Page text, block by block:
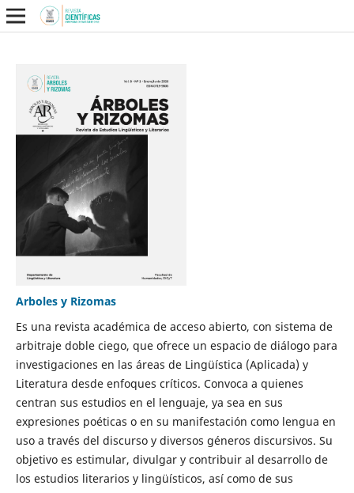
Arboles y Rizomas
Es una revista académica de acceso abierto, con sistema de
arbitraje doble ciego, que ofrece un espacio de diálogo para
investigaciones en las áreas de Lingüística (Aplicada) y
Literatura desde enfoques críticos. Convoca a quienes
centran sus estudios en el lenguaje, ya sea en sus
expresiones poéticas o en su manifestación como lengua en
uso a través del discurso y diversos géneros discursivos. Su
objetivo es estimular, divulgar y contribuir al desarrollo de
los estudios literarios y lingüísticos, así como de sus